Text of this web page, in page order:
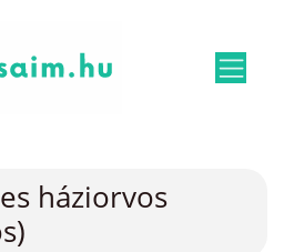
háziorvos